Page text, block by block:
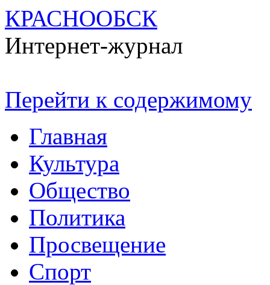
КРАСНООБСК
Интернет-журнал
Перейти к содержимому
Главная
Культура
Общество
Политика
Просвещение
Спорт